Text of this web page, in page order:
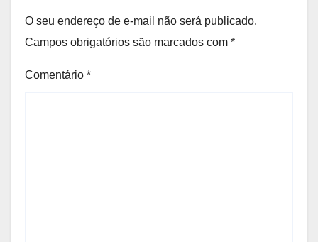
O seu endereço de e-mail não será publicado.
Campos obrigatórios são marcados com *
Comentário *